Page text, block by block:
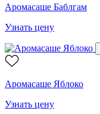
Аромасаше Баблгам
Узнать цену
Аромасаше Яблоко
Узнать цену